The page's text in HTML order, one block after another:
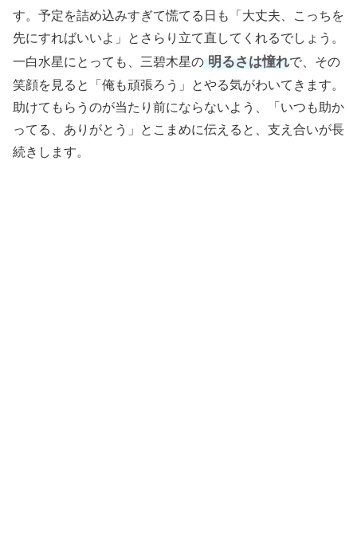
す。予定を詰め込みすぎて慌てる日も「大丈夫、こっちを
先にすればいいよ」とさらり立て直してくれるでしょう。
一白水星にとっても、三碧木星の 明るさは憧れで、その
笑顔を見ると「俺も頑張ろう」とやる気がわいてきます。
助けてもらうのが当たり前にならないよう、「いつも助か
ってる、ありがとう」とこまめに伝えると、支え合いが長
続きします。